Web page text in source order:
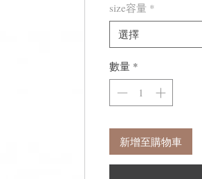
size容量 *
選擇
數量 *
新增至購物車